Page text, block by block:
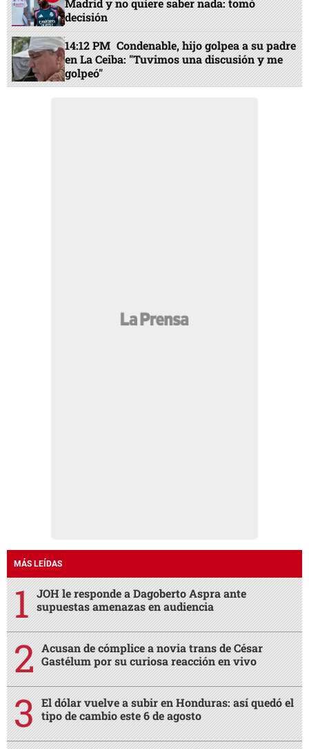
Madrid y no quiere saber nada: tomó
decisión
14:12 PM Condenable, hijo golpea a su padre
en La Ceiba: "Tuvimos una discusión y me
golpeó"
MÁS LEÍDAS
JOH le responde a Dagoberto Aspra ante
supuestas amenazas en audiencia
Acusan de cómplice a novia trans de César
Gastélum por su curiosa reacción en vivo
El dólar vuelve a subir en Honduras: así quedó el
tipo de cambio este 6 de agosto